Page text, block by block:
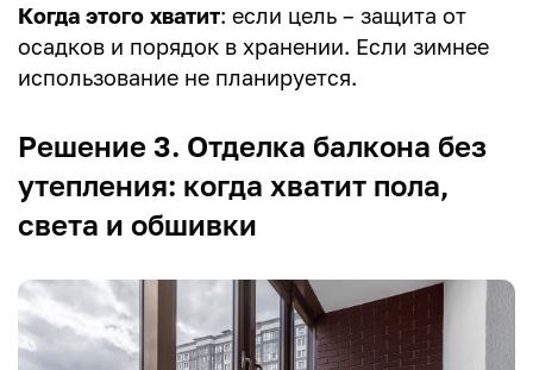
Когда этого хватит: если цель – защита от
осадков и порядок в хранении. Если зимнее
использование не планируется.
Решение 3. Отделка балкона без
утепления: когда хватит пола,
света и обшивки